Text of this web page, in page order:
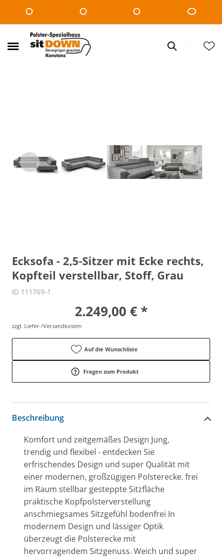
Ecksofa - 2,5-Sitzer mit Ecke rechts,
Kopfteil verstellbar, Stoff, Grau
ID 111769-1
2.249,00 € *
zzgl. Liefer-/Versandkosten
Auf die Wunschliste
Fragen zum Produkt
Beschreibung
Komfort und zeitgemäßes Design Jung,
trendig und flexibel - entdecken Sie
erfrischendes Design und super Qualität mit
einer modernen, großzügigen Polsterecke. frei
im Raum stellbar gesteppte Sitzfläche
praktische Kopfpolsterverstellung
anschmiegsames Sitzgefühl bodenfrei In
modernem Design und lässiger Optik
überzeugt die Polsterecke mit
hervorragendem Sitzgenuss. Weich und super